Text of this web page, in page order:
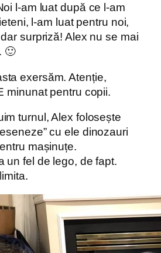
l-am luat după ce l-am
l-am luat pentru noi,
surpriză! Alex nu se mai
🙂
exersăm. Atenție,
minunat pentru copii.
turnul, Alex folosește
cu ele dinozauri
mașinuțe.
un fel de lego, de fapt.